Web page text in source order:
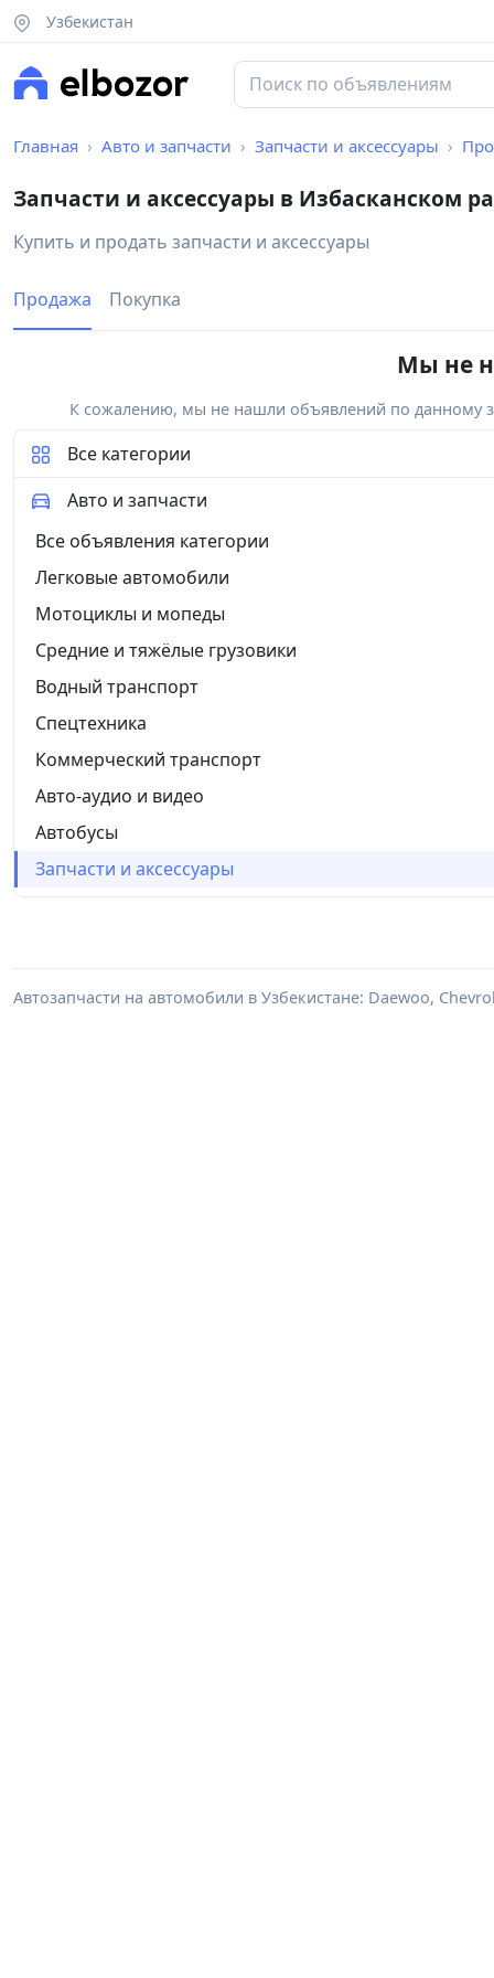
Узбекистан
Главная Авто и запчасти Запчасти и аксессуары
Запчасти и аксессуары в Избасканском
Купить и продать запчасти и аксессуары
Продажа Покупка
Мы не
К сожалению, мы не нашли объявлений по данному
Все категории
Авто и запчасти
Все объявления категории
Легковые автомобили
Мотоциклы и мопеды
Средние и тяжёлые грузовики
Водный транспорт
Спецтехника
Коммерческий транспорт
Авто-аудио и видео
Автобусы
Запчасти и аксессуары
Автозапчасти на автомобили в Узбекистане: Daewoo,